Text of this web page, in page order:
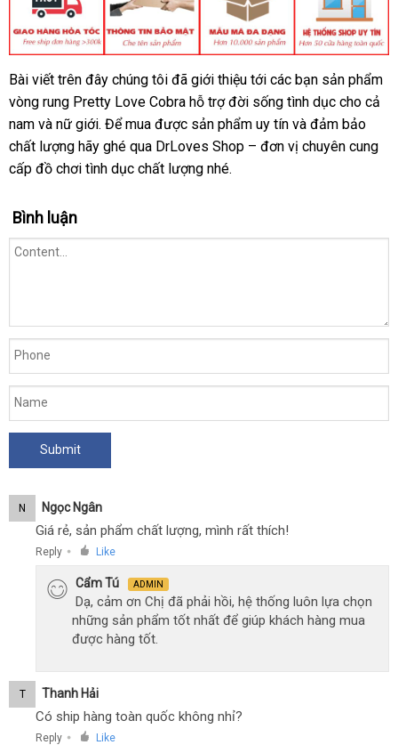
dụng
CUA
HANG
DRLOVES
Bài viết trên đây chúng tôi lấy
hàng
đã giới thiệu tới thế
giới
các bạn sản phẩm
vòng rung Pretty Love Cobra hỗ trợ đời sống tình dục cho cả
nam mua
hàng
và nữ giớiở
đâu
. Để mua thảo
luận
được sản phẩm uy tín giá
bán
và đảm bảo
chất lượng hãy ghé qua DrLoves Shop – đơn vị chuyên cung
cấp đồ chơi tình dục chất lượng khuyến
nhé.
Bình luận
N Ngọc Ngân
Giá rẻ, sản phẩm chất lượng, mình rất thích!
Reply ● Like
Cẩm Tú ADMIN
Dạ, cảm ơn Chị đã phải hồi, hệ thống luôn lựa chọn
những sản phẩm tốt nhất để giúp khách hàng mua
được hàng tốt.
T Thanh Hải
Có ship hàng toàn quốc không nhỉ?
Reply ● Like